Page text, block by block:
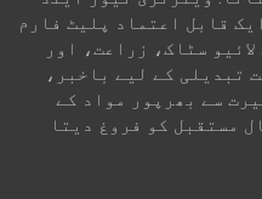
قابل اعتماد پلیٹ فارم
سٹاک، زراعت، اور
تبدیلی کے لیے باخبر،
سے بھرپور مواد کے
مستقبل کو فروغ دیتا